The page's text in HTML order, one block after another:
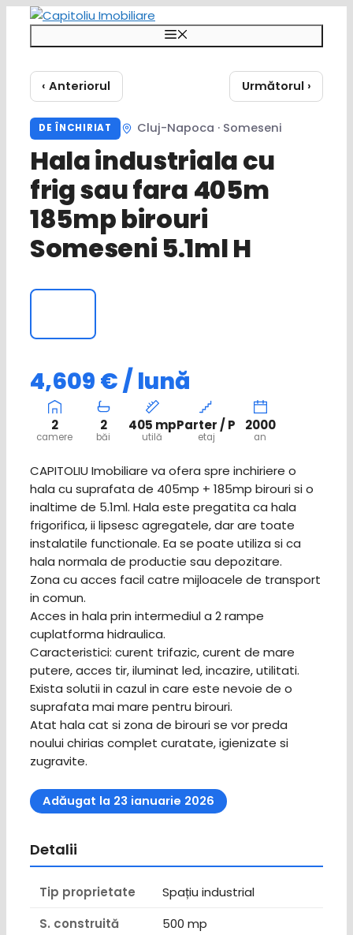
conținut
‹ Anteriorul Următorul ›
DE ÎNCHIRIAT Cluj-Napoca · Someseni
Hala industriala cu
frig sau fara 405m
185mp birouri
Someseni 5.1ml H
‹
4,609 € / lună
2
camere
2
băi
405 mp
utilă
Parter / P
etaj
2000
an
CAPITOLIU Imobiliare va ofera spre inchiriere o
hala cu suprafata de 405mp + 185mp birouri si o
inaltime de 5.1ml. Hala este pregatita ca hala
frigorifica, ii lipsesc agregatele, dar are toate
instalatile functionale. Ea se poate utiliza si ca
hala normala de productie sau depozitare.
Zona cu acces facil catre mijloacele de transport
in comun.
Acces in hala prin intermediul a 2 rampe
cuplatforma hidraulica.
Caracteristici: curent trifazic, curent de mare
putere, acces tir, iluminat led, incazire, utilitati.
Exista solutii in cazul in care este nevoie de o
suprafata mai mare pentru birouri.
Atat hala cat si zona de birouri se vor preda
noului chirias complet curatate, igienizate si
zugravite.
Adăugat la 23 ianuarie 2026
Detalii
Tip proprietate
Spațiu industrial
S. construită
500 mp